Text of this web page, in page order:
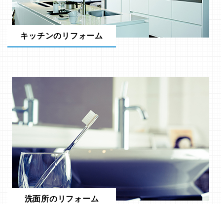
キッチンのリフォーム
洗面所のリフォーム